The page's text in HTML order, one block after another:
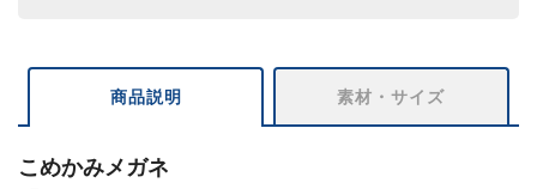
商品説明 素材・サイズ
こめかみメガネ